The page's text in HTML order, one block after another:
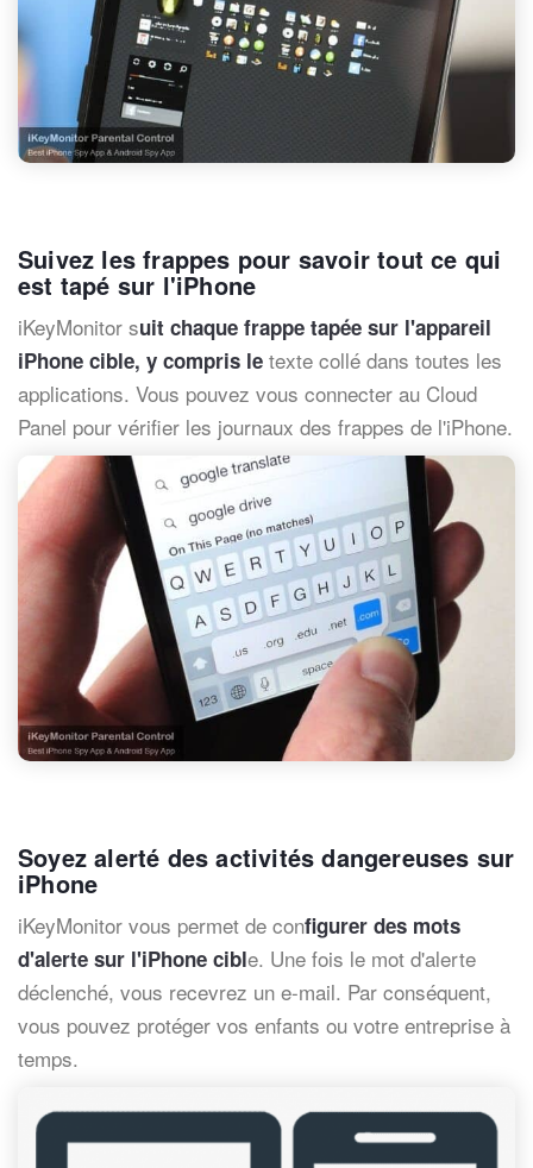
Suivez les frappes pour savoir tout ce qui
est tapé sur l'iPhone
iKeyMonitor suit chaque frappe tapée sur l'appareil
iPhone cible, y compris le texte collé dans toutes les
applications. Vous pouvez vous connecter au Cloud
Panel pour vérifier les journaux des frappes de l'iPhone.
Soyez alerté des activités dangereuses sur
iPhone
iKeyMonitor vous permet de configurer des mots
d'alerte sur l'iPhone cible. Une fois le mot d'alerte
déclenché, vous recevrez un e-mail. Par conséquent,
vous pouvez protéger vos enfants ou votre entreprise à
temps.